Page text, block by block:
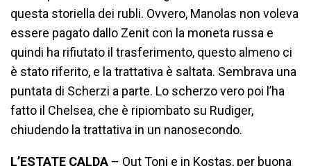
questa storiella dei rubli. Ovvero, Manolas non voleva
essere pagato dallo Zenit con la moneta russa e
quindi ha rifiutato il trasferimento, questo almeno ci
è stato riferito, e la trattativa è saltata. Sembrava una
puntata di Scherzi a parte. Lo scherzo vero poi l’ha
fatto il Chelsea, che è ripiombato su Rudiger,
chiudendo la trattativa in un nanosecondo.
L’ESTATE CALDA – Out Toni e in Kostas, per buona